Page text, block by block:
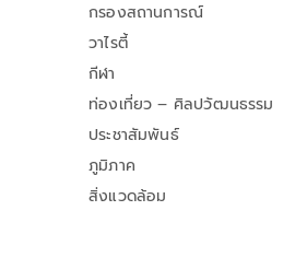
กรองสถานการณ์
วาไรตี้
กีฬา
ท่องเที่ยว – ศิลปวัฒนธรรม
ประชาสัมพันธ์
ภูมิภาค
สิ่งแวดล้อม